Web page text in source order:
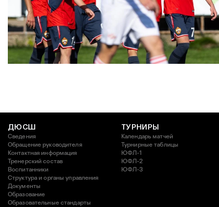
ЮФЛ: Московское дерби на «Октябре»
3 АВГУСТА 2026 14:15
ДЮСШ
Сведения
Обращение руководителя
Контактная информация
Тренерский состав
Воспитанники
Структура и органы управления
Документы
Образование
Образовательные стандарты
ТУРНИРЫ
Календарь матчей
Турнирные таблицы
ЮФЛ-1
ЮФЛ-2
ЮФЛ-3